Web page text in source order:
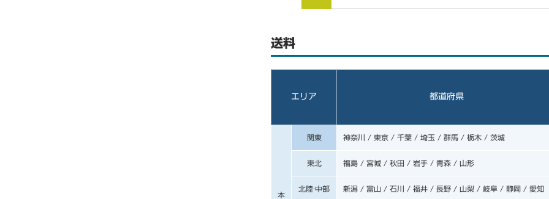
送料
エリア 都道府県
本
関東 神奈川 / 東京 / 千葉 / 埼玉 / 群馬 / 栃木 / 茨城
東北 福島 / 宮城 / 秋田 / 岩手 / 青森 / 山形
北陸·中部 新潟 / 富山 / 石川 / 福井 / 長野 / 山梨 / 岐阜 / 静岡 / 愛知